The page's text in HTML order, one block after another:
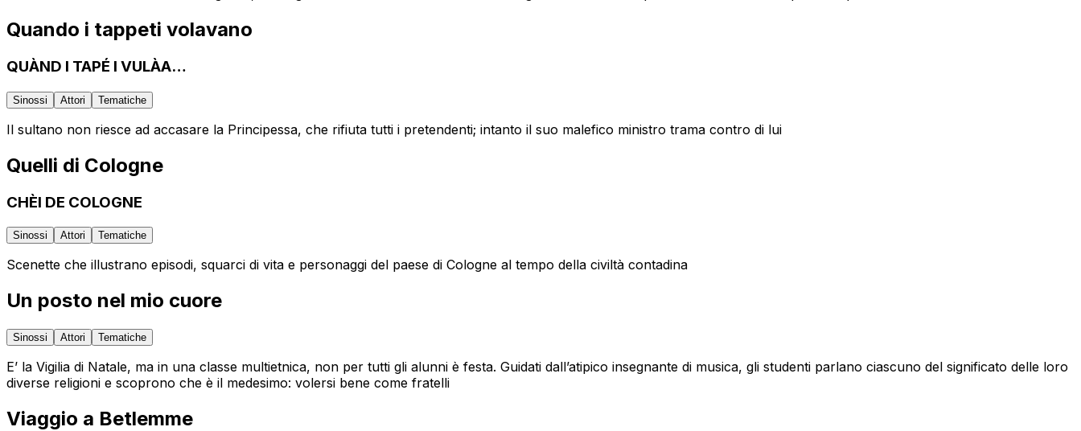
Quando i tappeti volavano
QUÀND I TAPÉ I VULÀA…
Sinossi Attori Tematiche
Il sultano non riesce ad accasare la Principessa, che rifiuta tutti i pretendenti; intanto il suo malefico ministro trama contro di lui
Quelli di Cologne
CHÈI DE COLOGNE
Sinossi Attori Tematiche
Scenette che illustrano episodi, squarci di vita e personaggi del paese di Cologne al tempo della civiltà contadina
Un posto nel mio cuore
Sinossi Attori Tematiche
E’ la Vigilia di Natale, ma in una classe multietnica, non per tutti gli alunni è festa. Guidati dall’atipico insegnante di musica, gli studenti parlano ciascuno del significato delle loro
diverse religioni e scoprono che è il medesimo: volersi bene come fratelli
Viaggio a Betlemme